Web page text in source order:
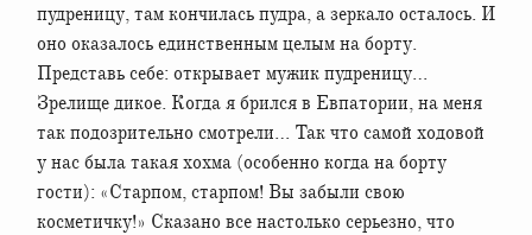
пудреницу, там кончилась пудра, а зеркало осталось. И
оно оказалось единственным целым на борту.
Представь себе: открывает мужик пудреницу…
Зрелище дикое. Когда я брился в Евпатории, на меня
так подозрительно смотрели… Так что самой ходовой
у нас была такая хохма (особенно когда на борту
гости): «Старпом, старпом! Вы забыли свою
косметичку!» Сказано все настолько серьезно, что